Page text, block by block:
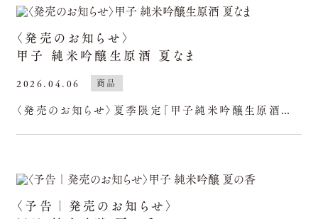
商品
〈発売のお知らせ〉
甲子 純米吟醸生原酒 夏なま
2026.04.06
〈発売のお知らせ〉夏季限定「甲子純米吟醸生原酒夏なま」今年も4/6より順次出荷を開始いたします。華やかでフルーティーな吟醸香とふくらみ、フレッシュでボディ感のある搾りたての生原酒です。酒そのままの
〈予告｜発売のお知らせ〉